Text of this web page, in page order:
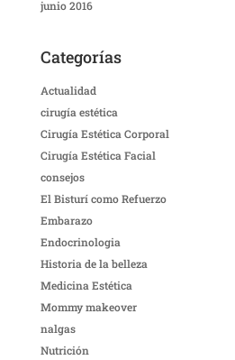
junio 2016
Categorías
Actualidad
cirugía estética
Cirugía Estética Corporal
Cirugía Estética Facial
consejos
El Bisturí como Refuerzo
Embarazo
Endocrinologia
Historia de la belleza
Medicina Estética
Mommy makeover
nalgas
Nutrición